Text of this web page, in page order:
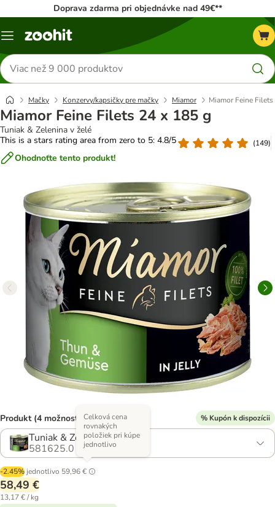
Doprava zdarma pri objednávke nad 49€**
Kategórie
Hľadať
produkty
Mačky Konzervy/kapsičky pre mačky Miamor Miamor Feine
Miamor Feine Filets 24 x 185 g
Tuniak & Zelenina v želé
This is a stars rating area from zero to 5: 4.8/5
(149)
Ohodnoťte tento produkt!
Produkt (4 možností) % Kupón k dispozícii
Tuniak & Zelenina v želé
581625.0
-2.45% jednotlivo 59,96 €
Celková cena
rovnakých
položiek pri kúpe
jednotlivo
58,49 €
13,17 € / kg